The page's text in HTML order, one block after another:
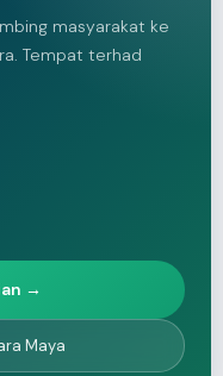
masyarakat ke
Tempat terhad
→
Maya